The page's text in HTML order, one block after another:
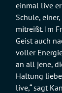
einmal live
Schule,
mitreißt. Im
Geist auch
voller
an all jene,
Haltung
live,“ sagt